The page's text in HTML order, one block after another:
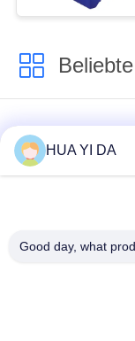
cnc-
Frühlingsmaschine
Druckfeder-
HUA YI DA
Good day, what